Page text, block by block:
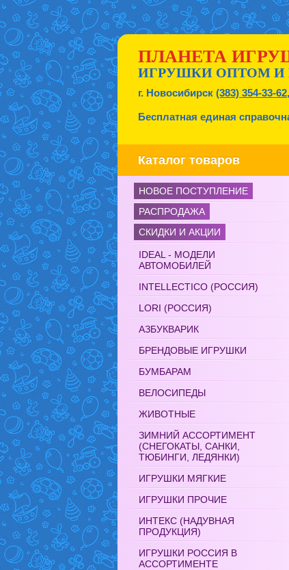
ПЛАНЕТА
ИГРУШКИ ОПТОМ И
г. Новосибирск (383) 354-33-62,
Бесплатная единая
Каталог товаров
НОВОЕ ПОСТУПЛЕНИЕ
РАСПРОДАЖА
СКИДКИ И АКЦИИ
IDEAL - МОДЕЛИ
АВТОМОБИЛЕЙ
INTELLECTICO (РОССИЯ)
LORI (РОССИЯ)
АЗБУКВАРИК
БРЕНДОВЫЕ ИГРУШКИ
БУМБАРАМ
ВЕЛОСИПЕДЫ
ЖИВОТНЫЕ
ЗИМНИЙ АССОРТИМЕНТ
(СНЕГОКАТЫ, САНКИ,
ТЮБИНГИ, ЛЕДЯНКИ)
ИГРУШКИ МЯГКИЕ
ИГРУШКИ ПРОЧИЕ
ИНТЕКС (НАДУВНАЯ
ПРОДУКЦИЯ)
ИГРУШКИ РОССИЯ В
АССОРТИМЕНТЕ